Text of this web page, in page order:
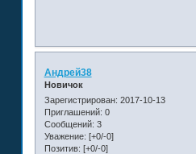
Андрей38
Новичок
Зарегистрирован: 2017-10-13
Приглашений: 0
Сообщений: 3
Уважение: [+0/-0]
Позитив: [+0/-0]